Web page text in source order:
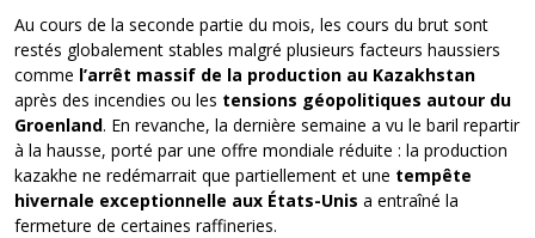
Au cours de la seconde partie du mois, les cours du brut sont
restés globalement stables malgré plusieurs facteurs haussiers
comme l’arrêt massif de la production au Kazakhstan
après des incendies ou les tensions géopolitiques autour du
Groenland. En revanche, la dernière semaine a vu le baril repartir
à la hausse, porté par une offre mondiale réduite : la production
kazakhe ne redémarrait que partiellement et une tempête
hivernale exceptionnelle aux États-Unis a entraîné la
fermeture de certaines raffineries.